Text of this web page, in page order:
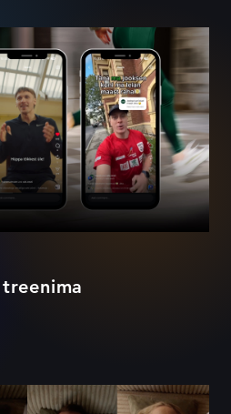
raha treenima
confessions